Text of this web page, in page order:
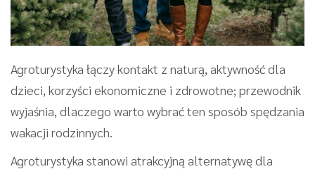
Agroturystyka łączy kontakt z naturą, aktywność dla
dzieci, korzyści ekonomiczne i zdrowotne; przewodnik
wyjaśnia, dlaczego warto wybrać ten sposób spędzania
wakacji rodzinnych.
Agroturystyka stanowi atrakcyjną alternatywę dla